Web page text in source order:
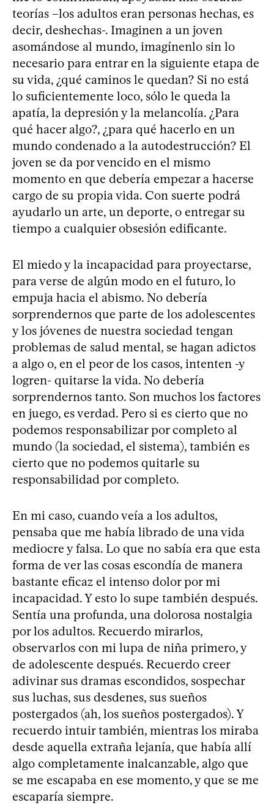
teorías –los adultos eran personas hechas, es
decir, deshechas-. Imaginen a un joven
asomándose al mundo, imagínenlo sin lo
necesario para entrar en la siguiente etapa de
su vida, ¿qué caminos le quedan? Si no está
lo suficientemente loco, sólo le queda la
apatía, la depresión y la melancolía. ¿Para
qué hacer algo?, ¿para qué hacerlo en un
mundo condenado a la autodestrucción? El
joven se da por vencido en el mismo
momento en que debería empezar a hacerse
cargo de su propia vida. Con suerte podrá
ayudarlo un arte, un deporte, o entregar su
tiempo a cualquier obsesión edificante.
El miedo y la incapacidad para proyectarse,
para verse de algún modo en el futuro, lo
empuja hacia el abismo. No debería
sorprendernos que parte de los adolescentes
y los jóvenes de nuestra sociedad tengan
problemas de salud mental, se hagan adictos
a algo o, en el peor de los casos, intenten -y
logren- quitarse la vida. No debería
sorprendernos tanto. Son muchos los factores
en juego, es verdad. Pero si es cierto que no
podemos responsabilizar por completo al
mundo (la sociedad, el sistema), también es
cierto que no podemos quitarle su
responsabilidad por completo.
En mi caso, cuando veía a los adultos,
pensaba que me había librado de una vida
mediocre y falsa. Lo que no sabía era que esta
forma de ver las cosas escondía de manera
bastante eficaz el intenso dolor por mi
incapacidad. Y esto lo supe también después.
Sentía una profunda, una dolorosa nostalgia
por los adultos. Recuerdo mirarlos,
observarlos con mi lupa de niña primero, y
de adolescente después. Recuerdo creer
adivinar sus dramas escondidos, sospechar
sus luchas, sus desdenes, sus sueños
postergados (ah, los sueños postergados). Y
recuerdo intuir también, mientras los miraba
desde aquella extraña lejanía, que había allí
algo completamente inalcanzable, algo que
se me escapaba en ese momento, y que se me
escaparía siempre.